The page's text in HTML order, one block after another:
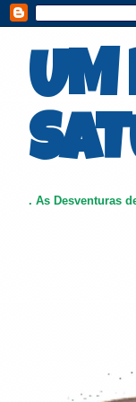
UM
. As Desventuras